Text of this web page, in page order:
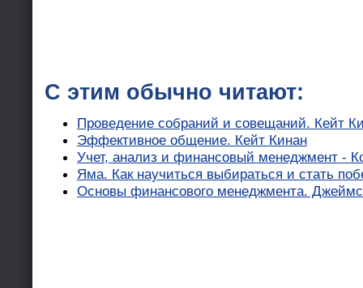
С этим обычно читают:
Проведение собраний и совещаний. Кейт
Эффективное общение. Кейт Кинан
Учет, анализ и финансовый менеджмент -
Яма. Как научиться выбираться и стать
Основы финансового менеджмента.